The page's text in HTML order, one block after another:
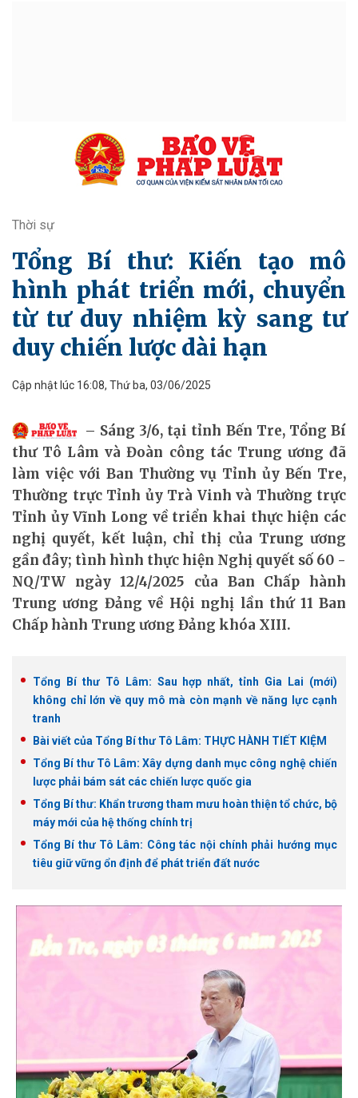
Thời sự
Tổng Bí thư: Kiến tạo mô
hình phát triển mới, chuyển
từ tư duy nhiệm kỳ sang tư
duy chiến lược dài hạn
Cập nhật lúc 16:08, Thứ ba, 03/06/2025
Sáng 3/6, tại tỉnh Bến Tre, Tổng Bí
thư Tô Lâm và Đoàn công tác Trung ương đã
làm việc với Ban Thường vụ Tỉnh ủy Bến Tre,
Thường trực Tỉnh ủy Trà Vinh và Thường trực
Tỉnh ủy Vĩnh Long về triển khai thực hiện các
nghị quyết, kết luận, chỉ thị của Trung ương
gần đây; tình hình thực hiện Nghị quyết số 60 -
NQ/TW ngày 12/4/2025 của Ban Chấp hành
Trung ương Đảng về Hội nghị lần thứ 11 Ban
Chấp hành Trung ương Đảng khóa XIII.
Tổng Bí thư Tô Lâm: Sau hợp nhất, tỉnh Gia Lai (mới)
không chỉ lớn về quy mô mà còn mạnh về năng lực cạnh
tranh
Bài viết của Tổng Bí thư Tô Lâm: THỰC HÀNH TIẾT KIỆM
Tổng Bí thư Tô Lâm: Xây dựng danh mục công nghệ chiến
lược phải bám sát các chiến lược quốc gia
Tổng Bí thư: Khẩn trương tham mưu hoàn thiện tổ chức, bộ
máy mới của hệ thống chính trị
Tổng Bí thư Tô Lâm: Công tác nội chính phải hướng mục
tiêu giữ vững ổn định để phát triển đất nước